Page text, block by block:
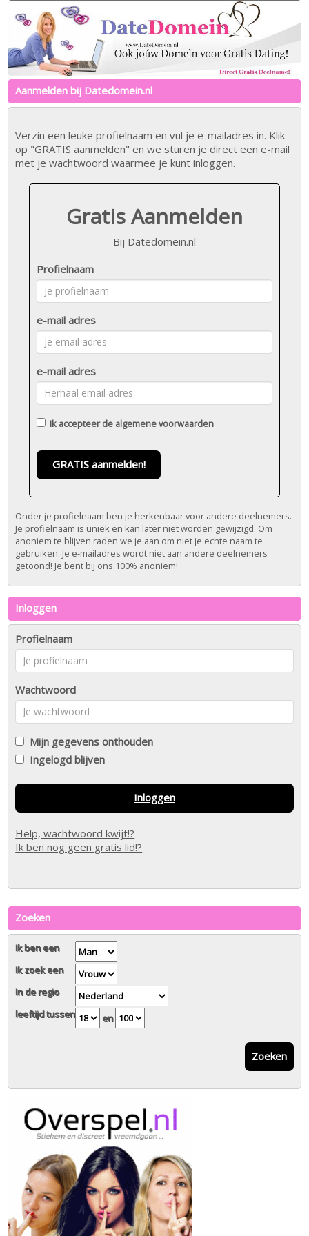
Aanmelden bij Datedomein.nl
Verzin een leuke profielnaam en vul je e-mailadres in. Klik
op "GRATIS aanmelden" en we sturen je direct een e-mail
met je wachtwoord waarmee je kunt inloggen.
Gratis Aanmelden
Bij Datedomein.nl
Profielnaam
e-mail adres
e-mail adres
Ik accepteer de algemene voorwaarden
GRATIS aanmelden!
Onder je profielnaam ben je herkenbaar voor andere deelnemers.
Je profielnaam is uniek en kan later niet worden gewijzigd. Om
anoniem te blijven raden we je aan om niet je echte naam te
gebruiken. Je e-mailadres wordt niet aan andere deelnemers
getoond! Je bent bij ons 100% anoniem!
Inloggen
Profielnaam
Wachtwoord
Mijn gegevens onthouden
Ingelogd blijven
Inloggen
Help, wachtwoord kwijt!?
Ik ben nog geen gratis lid!?
Zoeken
Ik ben een
Ik zoek een
In de regio
leeftijd tussen
en
Zoeken